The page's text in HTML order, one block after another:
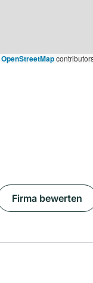
OpenStreetMap
Firma bewerten